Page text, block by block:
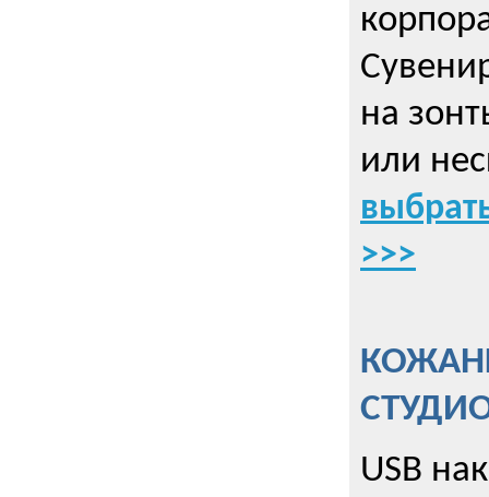
на
или
>>>
USB